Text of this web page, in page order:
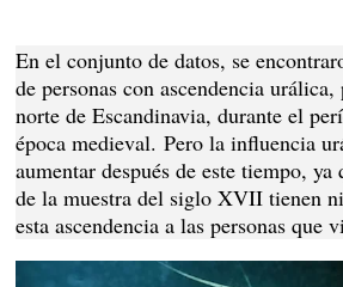
En el conjunto de datos, se
de personas con ascendencia
norte de Escandinavia, durante el
época medieval.Pero la influencia
aumentar después de este tiempo,
de la muestra del siglo XVII tienen
esta ascendencia a las personas que